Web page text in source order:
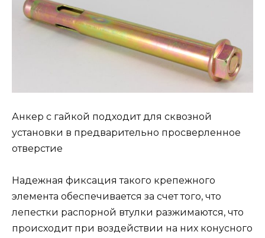
Анкер с гайкой подходит для сквозной
установки в предварительно просверленное
отверстие
Надежная фиксация такого крепежного
элемента обеспечивается за счет того, что
лепестки распорной втулки разжимаются, что
происходит при воздействии на них конусного